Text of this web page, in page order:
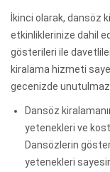
İkinci olarak, dansöz
etkinliklerinize dahil
gösterileri ile
kiralama hizmeti
gecenizde
Dansöz
yetenekleri ve
Dansözlerin
yetenekleri